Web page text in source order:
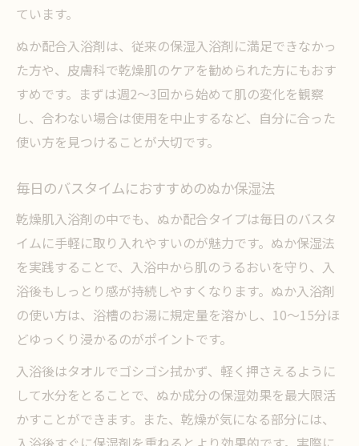
ています。
ぬか配合入浴剤は、従来の保湿入浴剤に満足できなかっ
た方や、皮膚科で乾燥肌のケアを勧められた方にもおす
すめです。まずは週2～3回から始めて肌の変化を観察
し、合わない場合は使用を中止するなど、自分に合った
使い方を見つけることが大切です。
毎日のバスタイムにおすすめのぬか保湿法
乾燥肌入浴剤の中でも、ぬか配合タイプは毎日のバスタ
イムに手軽に取り入れやすいのが魅力です。ぬか保湿法
を実践することで、入浴中から肌のうるおいを守り、入
浴後もしっとり感が持続しやすくなります。ぬか入浴剤
の使い方は、浴槽のお湯に規定量を溶かし、10～15分ほ
どゆっくり浸かるのがポイントです。
入浴後はタオルでゴシゴシ拭かず、軽く押さえるように
して水分をとることで、ぬか成分の保湿効果を最大限活
かすことができます。また、乾燥が気になる部分には、